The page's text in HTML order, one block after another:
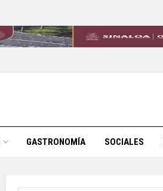
GASTRONOMÍA SOCIALES